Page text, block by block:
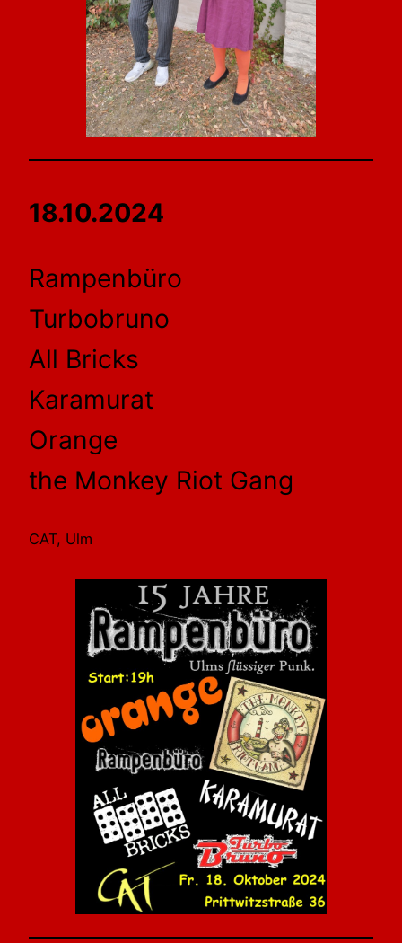
18.10.2024
Rampenbüro
Turbobruno
All Bricks
Karamurat
Orange
the Monkey Riot Gang
CAT, Ulm